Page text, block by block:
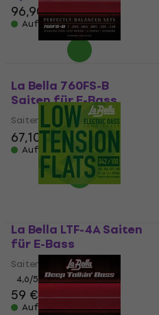
96,90 €
Auf Lager
La Bella 760FS-B
Saiten für E-Bass
Saiten für E-Bass
67,10 €
Auf Lager
La Bella LTF-4A Saiten
für E-Bass
Saiten für E-Bass
4,6/5
59 €61,10 €
Auf Lager